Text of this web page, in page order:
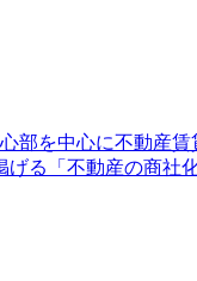
部を中心に不動産
る「不動産の商社